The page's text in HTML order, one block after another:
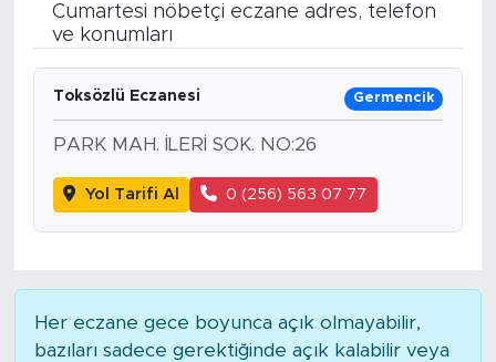
Cumartesi nöbetçi eczane adres, telefon
ve konumları
Toksözlü Eczanesi Germencik
PARK MAH. İLERİ SOK. NO:26
Yol Tarifi Al 0 (256) 563 07 77
Her eczane gece boyunca açık olmayabilir,
bazıları sadece gerektiğinde açık kalabilir veya